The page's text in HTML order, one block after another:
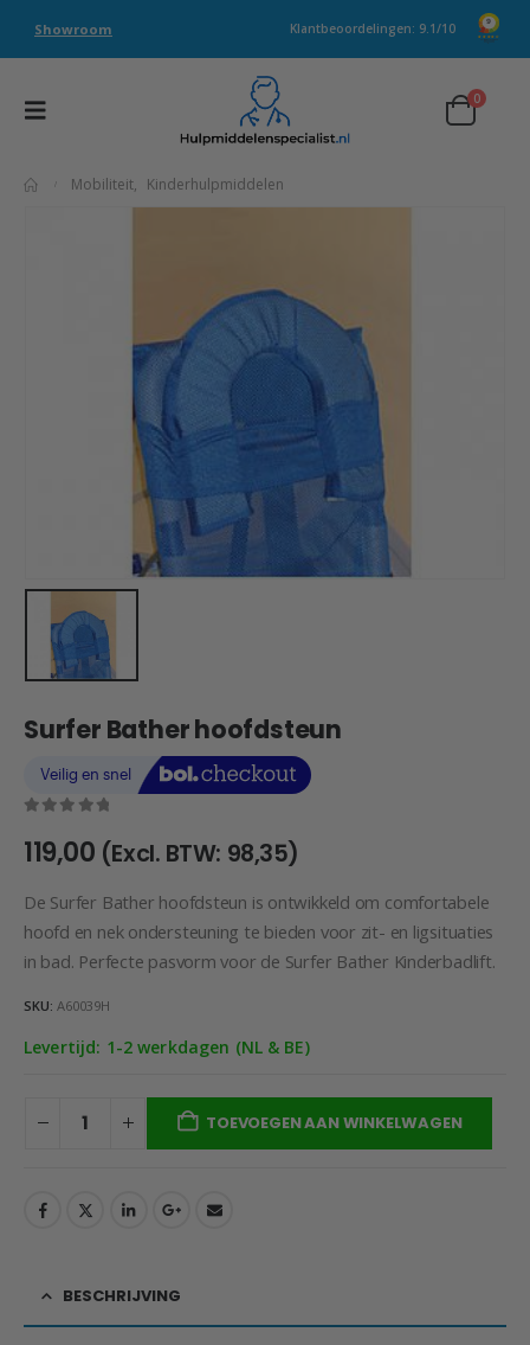
Showroom Klantbeoordelingen: 9.1/10
0
Mobiliteit, Kinderhulpmiddelen
Surfer Bather hoofdsteun
119,00 (Excl. BTW: 98,35)
De Surfer Bather hoofdsteun is ontwikkeld om comfortabele
hoofd en nek ondersteuning te bieden voor zit- en ligsituaties
in bad. Perfecte pasvorm voor de Surfer Bather Kinderbadlift.
SKU: A60039H
Levertijd: 1-2 werkdagen (NL & BE)
TOEVOEGEN AAN WINKELWAGEN
BESCHRIJVING